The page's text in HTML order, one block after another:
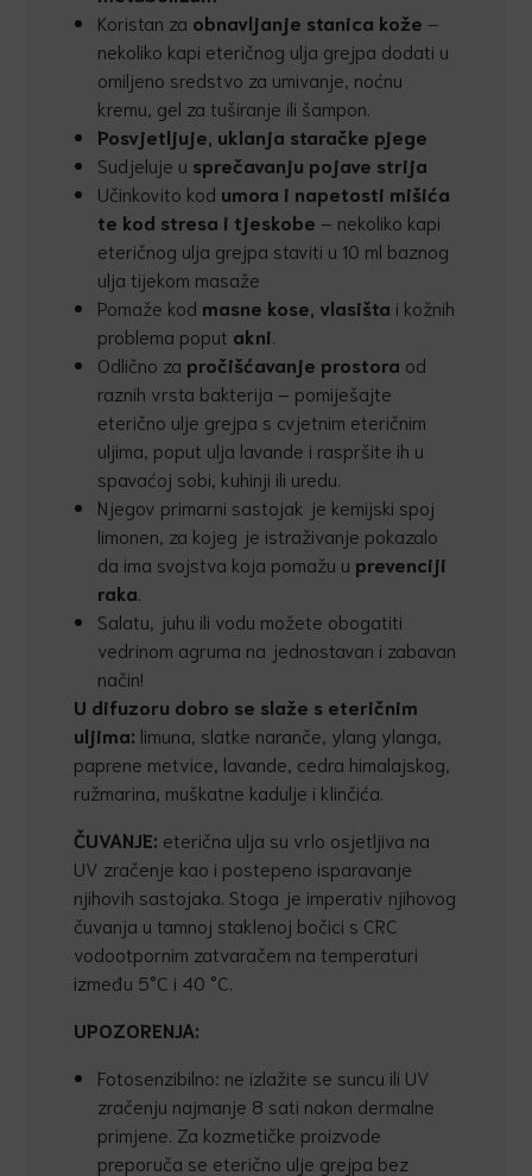
Koristan za obnavljanje stanica kože –
nekoliko kapi eteričnog ulja grejpa dodati u
omiljeno sredstvo za umivanje, noćnu
kremu, gel za tuširanje ili šampon.
Posvjetljuje, uklanja staračke pjege
Sudjeluje u sprečavanju pojave strija
Učinkovito kod umora i napetosti mišića
te kod stresa i tjeskobe – nekoliko kapi
eteričnog ulja grejpa staviti u 10 ml baznog
ulja tijekom masaže
Pomaže kod masne kose, vlasišta i kožnih
problema poput akni
Odlično za pročišćavanje prostora od
raznih vrsta bakterija – pomiješajte
eterično ulje grejpa s cvjetnim eteričnim
uljima, poput ulja lavande i raspršite ih u
spavaćoj sobi, kuhinji ili uredu.
Njegov primarni sastojak je kemijski spoj
limonen, za kojeg je istraživanje pokazalo
da ima svojstva koja pomažu u prevenciji
raka
Salatu, juhu ili vodu možete obogatiti
vedrinom agruma na jednostavan i zabavan
način!
U difuzoru dobro se slaže s eteričnim
uljima: limuna, slatke naranče, ylang ylanga,
paprene metvice, lavande, cedra himalajskog,
ružmarina, muškatne kadulje i klinčića.
ČUVANJE: eterična ulja su vrlo osjetljiva na
UV zračenje kao i postepeno isparavanje
njihovih sastojaka. Stoga je imperativ njihovog
čuvanja u tamnoj staklenoj bočici s CRC
vodootpornim zatvaračem na temperaturi
između 5°C i 40 °C.
UPOZORENJA:
Fotosenzibilno: ne izlažite se suncu ili UV
zračenju najmanje 8 sati nakon dermalne
primjene. Za kozmetičke proizvode
preporuča se eterično ulje grejpa bez